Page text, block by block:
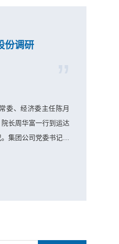
份调研
委、经济委主任陈月
长周华富一行到运达
集团公司党委书记、